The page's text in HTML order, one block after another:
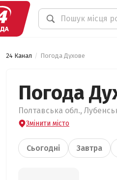
24 Канал Погода Духове
Погода
Полтавська обл.,
Змінити місто
Сьогодні Завтра